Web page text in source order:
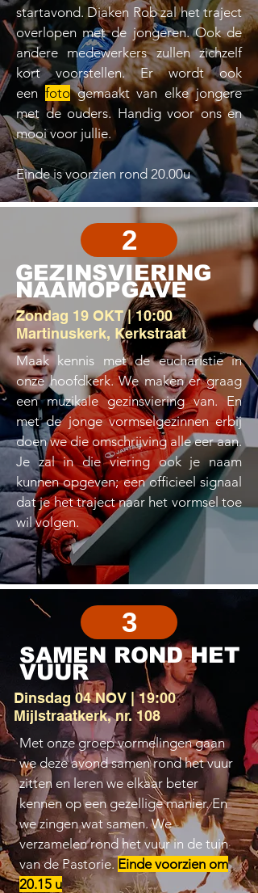
startavond. Diaken Rob zal het traject
overlopen met de jongeren. Ook de
andere medewerkers zullen zichzelf
kort voorstellen. Er wordt ook
een fotogemaakt van elke jongere
met de ouders. Handig voor ons en
mooi voor jullie.
Einde is voorzien rond 20.00u
2
GEZINSVIERING
NAAMOPGAVE
Zondag 19 OKT | 10:00
Martinuskerk, Kerkstraat
Maak kennis met de eucharistie in
onze hoofdkerk. We maken er graag
een muzikale gezinsviering van. En
met de jonge vormselgezinnen erbij
doen we die omschrijving alle eer aan.
Je zal in die viering ook je naam
kunnen opgeven; een officieel signaal
dat je het traject naar het vormsel toe
wil volgen.
3
SAMEN ROND HET
VUUR
Dinsdag 04 NOV | 19:00
Mijlstraatkerk, nr. 108
Met onze groep vormelingen gaan
we deze avond samen rond het vuur
zitten en leren we elkaar beter
kennen op een gezellige manier.​ En
we zingen wat samen. We
verzamelen rond het vuur in de tuin
van de Pastorie. Einde voorzien om
20.15 u